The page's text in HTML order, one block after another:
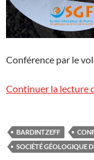
Conférence par le
Continuer la lecture
BARDINTZEFF
SOCIÉTÉ GÉOLOGIQUE